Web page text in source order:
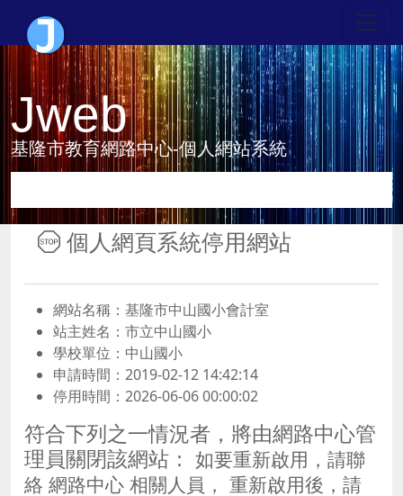
Jweb
基隆市教育網路中心-個人網站系統
個人網頁系統停用網站
網站名稱：基隆市中山國小會計室
站主姓名：市立中山國小
學校單位：中山國小
申請時間：2019-02-12 14:42:14
停用時間：2026-06-06 00:00:02
符合下列之一情況者，將由網路中心管
理員關閉該網站： 如要重新啟用，請聯
絡 網路中心 相關人員， 重新啟用後，請